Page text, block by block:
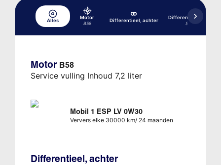
Alles
Motor
B58
Differentieel, achter
Differentieel, achter
SA2T4
Motor B58
Service vulling Inhoud 7,2 liter
Mobil 1 ESP LV 0W30
Ververs elke 30000 km/ 24 maanden
Differentieel, achter